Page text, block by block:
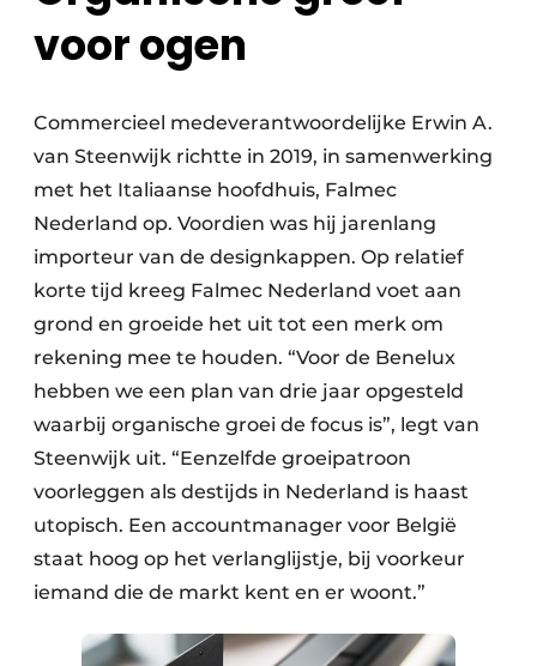
voor ogen
Commercieel medeverantwoordelijke Erwin A.
van Steenwijk richtte in 2019, in samenwerking
met het Italiaanse hoofdhuis, Falmec
Nederland op. Voordien was hij jarenlang
importeur van de designkappen. Op relatief
korte tijd kreeg Falmec Nederland voet aan
grond en groeide het uit tot een merk om
rekening mee te houden. “Voor de Benelux
hebben we een plan van drie jaar opgesteld
waarbij organische groei de focus is”, legt van
Steenwijk uit. “Eenzelfde groeipatroon
voorleggen als destijds in Nederland is haast
utopisch. Een accountmanager voor België
staat hoog op het verlanglijstje, bij voorkeur
iemand die de markt kent en er woont.”